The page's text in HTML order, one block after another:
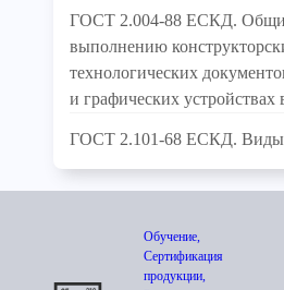
ГОСТ 2.004-88 ЕСКД.
выполнению
технологических
и графических
ГОСТ 2.101-68 ЕСКД. Виды
Обучение,
Сертификация
продукции,